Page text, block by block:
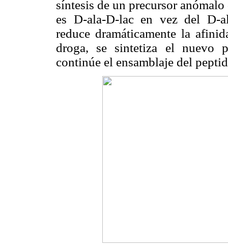
síntesis de un precursor
es D-ala-D-lac en vez del D-
reduce dramáticamente la
droga, se sintetiza el nuevo
continúe el ensamblaje del